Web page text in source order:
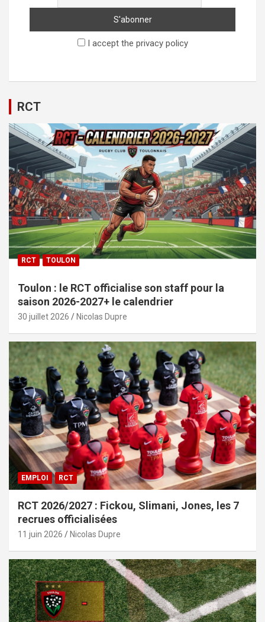
I accept the privacy policy
RCT
RCT TOULON
Toulon : le RCT officialise son staff pour la
saison 2026-2027+ le calendrier
30 juillet 2026 Nicolas Dupre
EMPLOI RCT
RCT 2026/2027 : Fickou, Slimani, Jones, les 7
recrues officialisées
11 juin 2026 Nicolas Dupre